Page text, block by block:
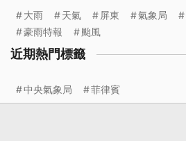
大雨 天氣 屏東 氣象局
豪雨特報
颱風
近期熱門標籤
中央氣象局 菲律賓